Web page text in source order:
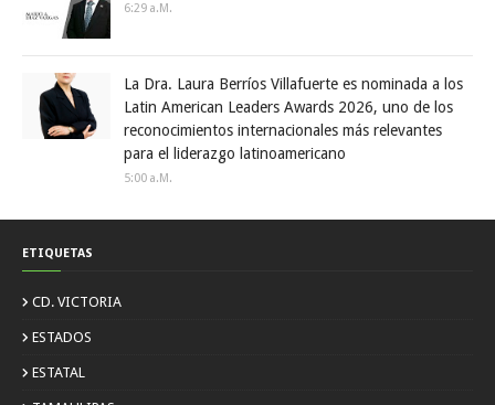
6:29 A.m.
La Dra. Laura Berríos Villafuerte es nominada a los
Latin American Leaders Awards 2026, uno de los
reconocimientos internacionales más relevantes
para el liderazgo latinoamericano
5:00 A.m.
ETIQUETAS
CD. VICTORIA
ESTADOS
ESTATAL